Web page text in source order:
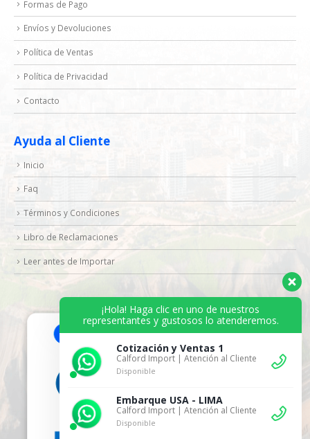
Formas de Pago
Envíos y Devoluciones
Política de Ventas
Política de Privacidad
Contacto
Ayuda al Cliente
Inicio
Faq
Términos y Condiciones
Libro de Reclamaciones
Leer antes de Importar
¡Hola! Haga clic en uno de nuestros
representantes y gustosos lo atenderemos.
Cotización y Ventas 1
Calford Import | Atención al Cliente
Disponible
Embarque USA - LIMA
Calford Import | Atención al Cliente
Disponible